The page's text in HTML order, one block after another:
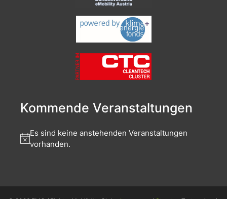
Kommende Veranstaltungen
Es sind keine anstehenden Veranstaltungen
vorhanden.